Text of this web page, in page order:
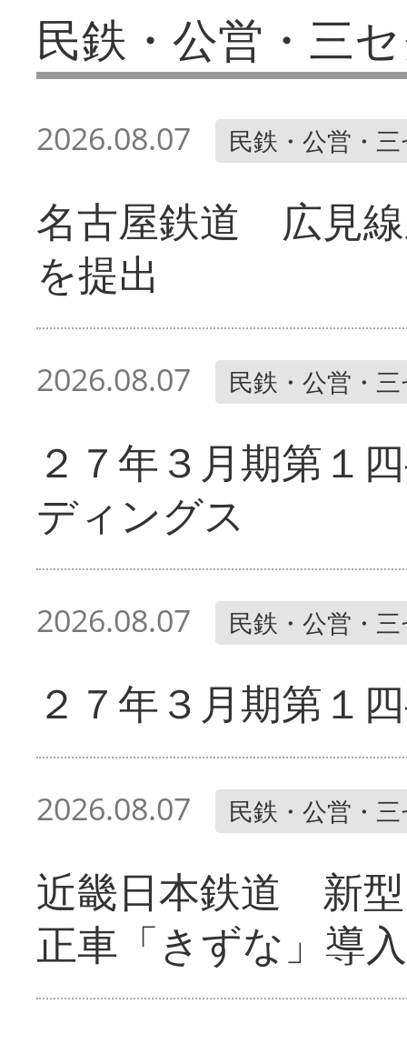
民鉄・公営・三
2026.08.07 民鉄・公営・
名古屋鉄道 広見
を提出
2026.08.07 民鉄・公営・
２７年３月期第１
ディングス
2026.08.07 民鉄・公営・
２７年３月期第１
2026.08.07 民鉄・公営・
近畿日本鉄道 新
正車「きずな」導入